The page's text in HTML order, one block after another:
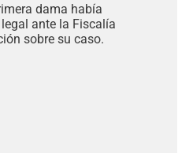
dama había
ante la Fiscalía
sobre su caso.